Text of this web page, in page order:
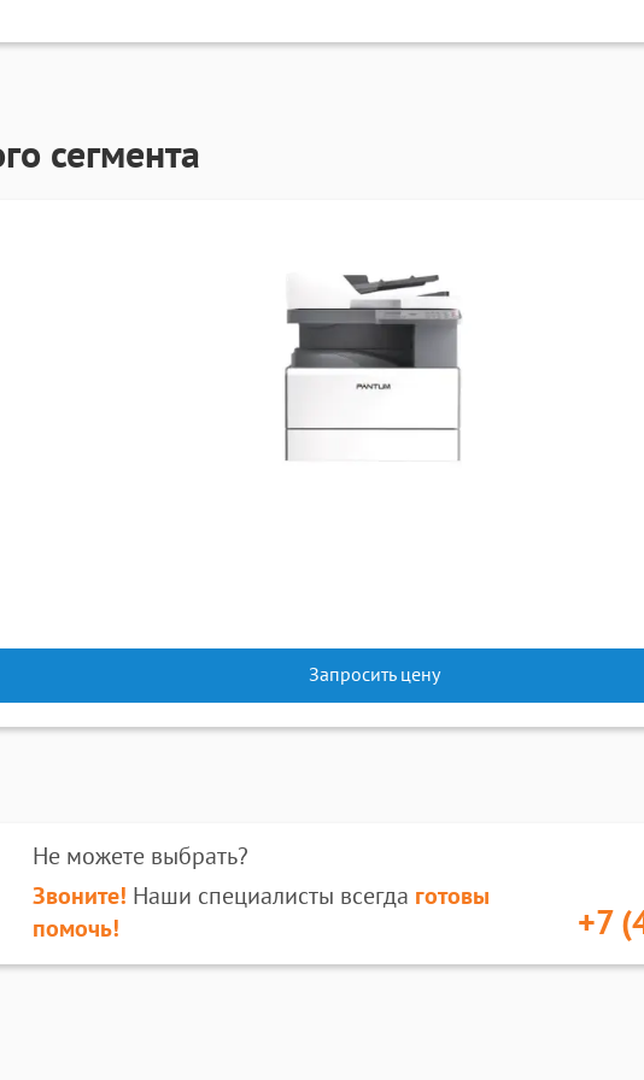
сегмента
Запросить цену
Не можете выбрать?
Звоните! Наши специалисты всегда готовы
помочь!
+7